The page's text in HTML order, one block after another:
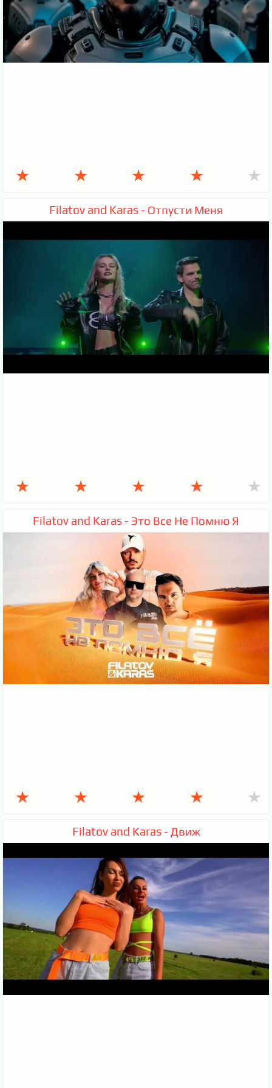
★ ★ ★ ★ ★
Filatov and Karas - Отпусти Меня
★ ★ ★ ★ ★
Filatov and Karas - Это Все Не Помню Я
★ ★ ★ ★ ★
Filatov and Karas - Движ